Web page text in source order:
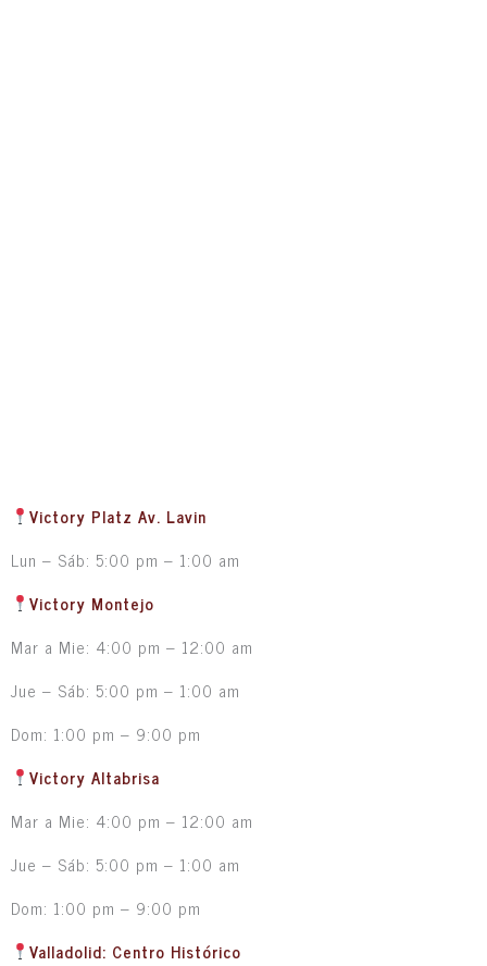
Victory Platz Av. Lavin
Lun – Sáb: 5:00 pm – 1:00 am
Victory Montejo
Mar a Mie: 4:00 pm – 12:00 am
Jue – Sáb: 5:00 pm – 1:00 am
Dom: 1:00 pm – 9:00 pm
Victory Altabrisa
Mar a Mie: 4:00 pm – 12:00 am
Jue – Sáb: 5:00 pm – 1:00 am
Dom: 1:00 pm – 9:00 pm
Valladolid: Centro Histórico